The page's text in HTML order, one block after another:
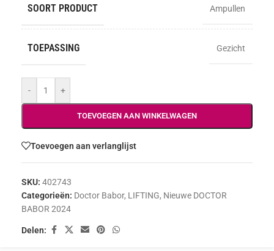
SOORT PRODUCT Ampullen
TOEPASSING Gezicht
- +
TOEVOEGEN AAN WINKELWAGEN
Toevoegen aan verlanglijst
SKU: 402743
Categorieën: Doctor Babor, LIFTING, Nieuwe DOCTOR
BABOR 2024
Delen: